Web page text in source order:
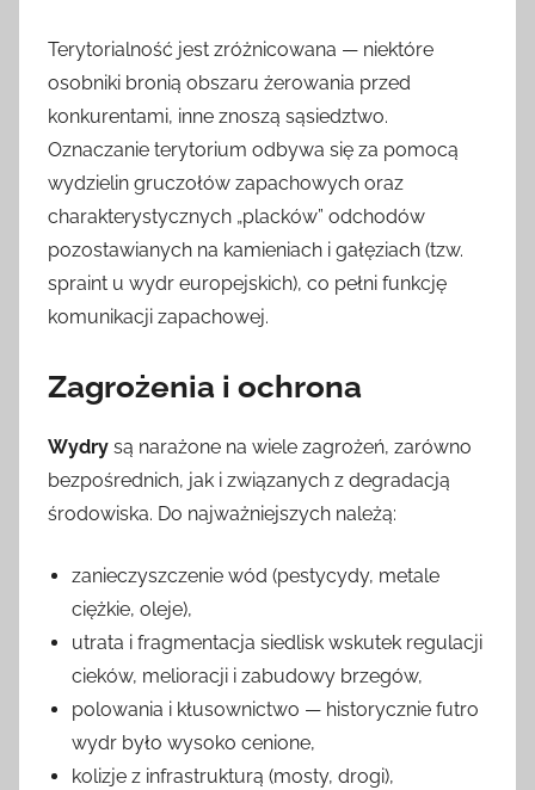
Terytorialność jest zróżnicowana — niektóre
osobniki bronią obszaru żerowania przed
konkurentami, inne znoszą sąsiedztwo.
Oznaczanie terytorium odbywa się za pomocą
wydzielin gruczołów zapachowych oraz
charakterystycznych „placków” odchodów
pozostawianych na kamieniach i gałęziach (tzw.
spraint u wydr europejskich), co pełni funkcję
komunikacji zapachowej.
Zagrożenia i ochrona
Wydry są narażone na wiele zagrożeń, zarówno
bezpośrednich, jak i związanych z degradacją
środowiska. Do najważniejszych należą:
zanieczyszczenie wód (pestycydy, metale
ciężkie, oleje),
utrata i fragmentacja siedlisk wskutek regulacji
cieków, melioracji i zabudowy brzegów,
polowania i kłusownictwo — historycznie futro
wydr było wysoko cenione,
kolizje z infrastrukturą (mosty, drogi),